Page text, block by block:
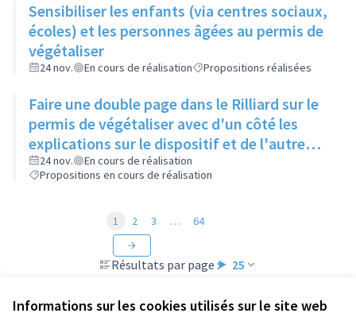
Informations sur les cookies utilisés sur le site web
Sensibiliser les enfants (via centres sociaux,
écoles) et les personnes âgées au permis de
végétaliser
24 nov. En cours de réalisation Propositions réalisées
Faire une double page dans le Rilliard sur le
permis de végétaliser avec d'un côté les
explications sur le dispositif et de l'autre
côté des exemples concrets de lieux à
investir
24 nov.
En cours de réalisation
Propositions en cours de réalisation
Résultats par page : 25
1 2 3 … 64